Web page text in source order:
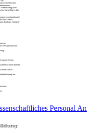
Personal An